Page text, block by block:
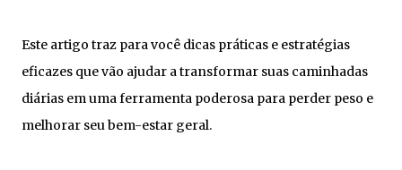
Este artigo traz para você dicas práticas e estratégias
eficazes que vão ajudar a transformar suas caminhadas
diárias em uma ferramenta poderosa para perder peso e
melhorar seu bem-estar geral.